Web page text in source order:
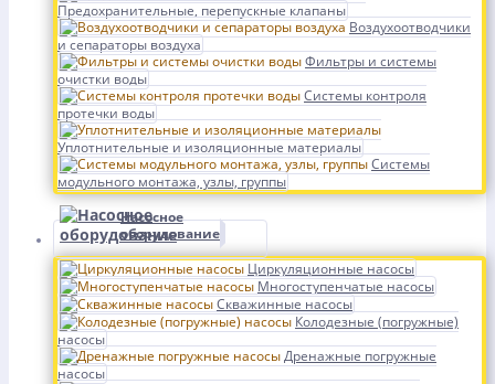
Предохранительные, перепускные клапаны
Воздухоотводчики
и сепараторы воздуха
Фильтры и системы
очистки воды
Системы контроля
протечки воды
Уплотнительные и изоляционные материалы
Системы
модульного монтажа, узлы, группы
Насосное
оборудование
Циркуляционные насосы
Многоступенчатые насосы
Скважинные насосы
Колодезные (погружные)
насосы
Дренажные погружные
насосы